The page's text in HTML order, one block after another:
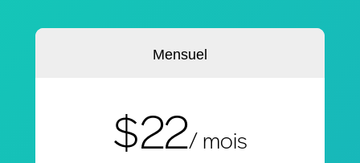
Mensuel
$22/ mois